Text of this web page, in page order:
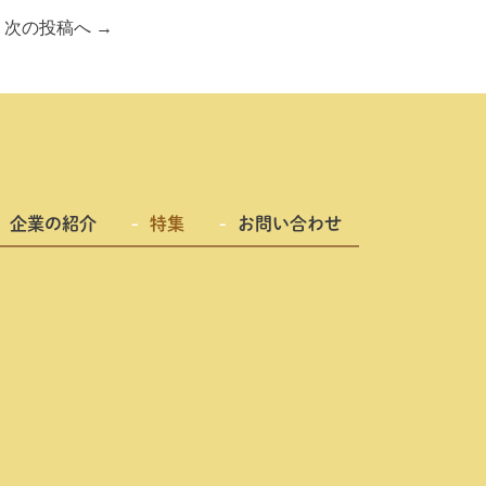
次の投稿へ →
企業の紹介 特集 お問い合わせ